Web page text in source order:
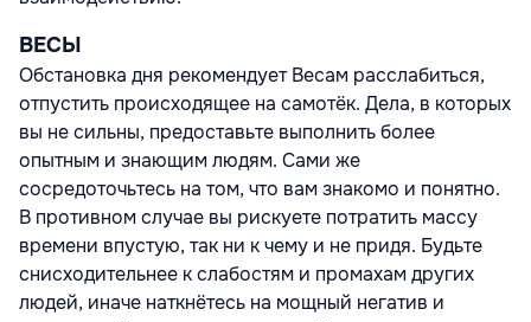
ВЕСЫ
Обстановка дня рекомендует Весам расслабиться,
отпустить происходящее на самотёк. Дела, в которых
вы не сильны, предоставьте выполнить более
опытным и знающим людям. Сами же
сосредоточьтесь на том, что вам знакомо и понятно.
В противном случае вы рискуете потратить массу
времени впустую, так ни к чему и не придя. Будьте
снисходительнее к слабостям и промахам других
людей, иначе наткнётесь на мощный негатив и